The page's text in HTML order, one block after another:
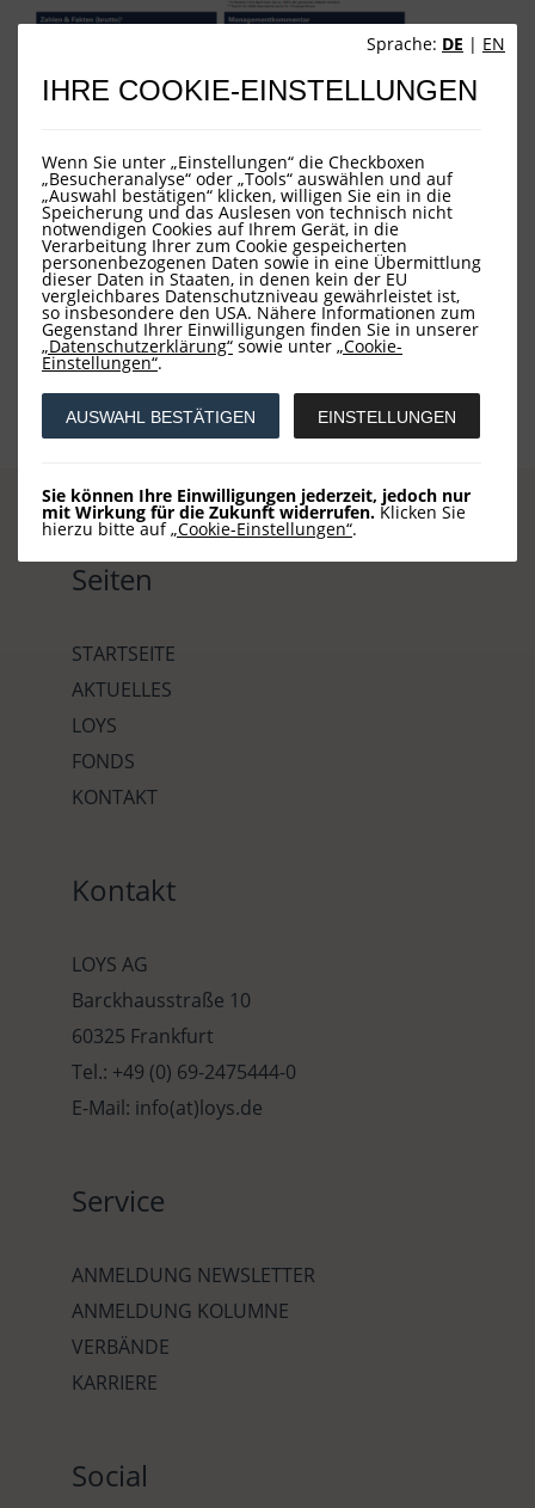
Sprache: DE | EN
IHRE COOKIE-EINSTELLUNGEN
Wenn Sie unter „Einstellungen“ die Checkboxen
„Besucheranalyse“ oder „Tools“ auswählen und auf
„Auswahl bestätigen“ klicken, willigen Sie ein in die
Speicherung und das Auslesen von technisch nicht
notwendigen Cookies auf Ihrem Gerät, in die
Verarbeitung Ihrer zum Cookie gespeicherten
personenbezogenen Daten sowie in eine Übermittlung
dieser Daten in Staaten, in denen kein der EU
vergleichbares Datenschutzniveau gewährleistet ist,
so insbesondere den USA. Nähere Informationen zum
Gegenstand Ihrer Einwilligungen finden Sie in unserer
„Datenschutzerklärung“ sowie unter „Cookie-
Einstellungen“.
AUSWAHL BESTÄTIGEN EINSTELLUNGEN
Sie können Ihre Einwilligungen jederzeit, jedoch nur
mit Wirkung für die Zukunft widerrufen. Klicken Sie
hierzu bitte auf„Cookie-Einstellungen“.
Seiten
STARTSEITE
AKTUELLES
LOYS
FONDS
KONTAKT
Kontakt
LOYS AG
Barckhausstraße 10
60325 Frankfurt
Tel.: +49 (0) 69-2475444-0
E-Mail: info(at)loys.de
Service
ANMELDUNG NEWSLETTER
ANMELDUNG KOLUMNE
VERBÄNDE
KARRIERE
Social